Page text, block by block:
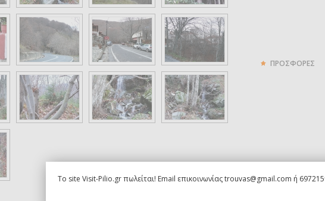
ΠΡΟΣΦΟΡΕΣ
To site Visit-Pilio.gr πωλείται! Email επικοινωνίας trouvas@gmail.com ή